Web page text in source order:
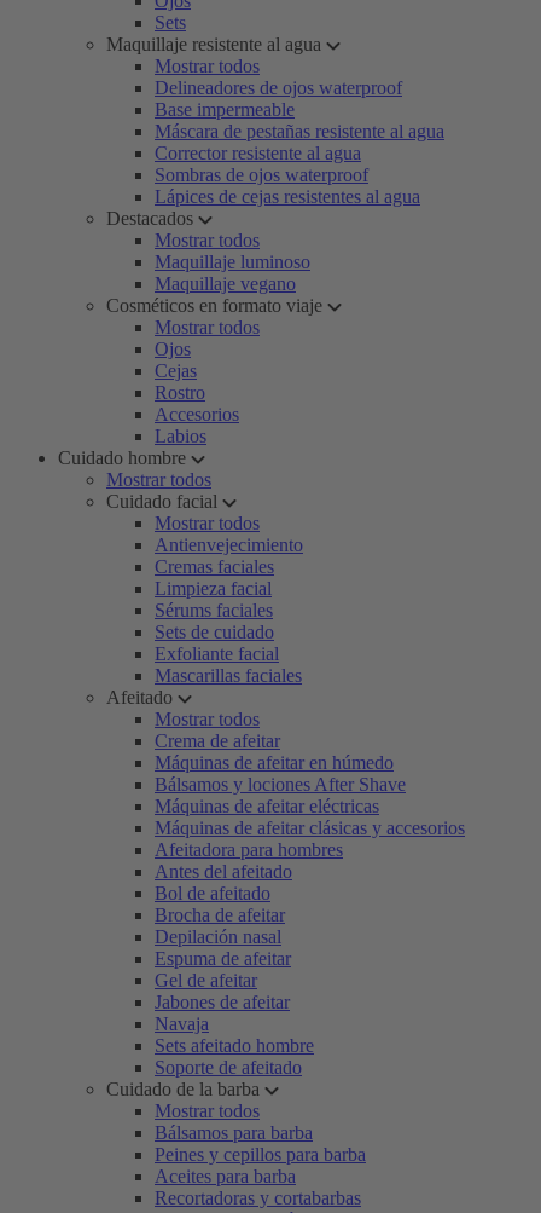
Sets
Maquillaje resistente al agua
Mostrar todos
Delineadores de ojos waterproof
Base impermeable
Máscara de pestañas resistente al agua
Corrector resistente al agua
Sombras de ojos waterproof
Lápices de cejas resistentes al agua
Destacados
Mostrar todos
Maquillaje luminoso
Maquillaje vegano
Cosméticos en formato viaje
Mostrar todos
Ojos
Cejas
Rostro
Accesorios
Labios
Cuidado hombre
Mostrar todos
Cuidado facial
Mostrar todos
Antienvejecimiento
Cremas faciales
Limpieza facial
Sérums faciales
Sets de cuidado
Exfoliante facial
Mascarillas faciales
Afeitado
Mostrar todos
Crema de afeitar
Máquinas de afeitar en húmedo
Bálsamos y lociones After Shave
Máquinas de afeitar eléctricas
Máquinas de afeitar clásicas y accesorios
Afeitadora para hombres
Antes del afeitado
Bol de afeitado
Brocha de afeitar
Depilación nasal
Espuma de afeitar
Gel de afeitar
Jabones de afeitar
Navaja
Sets afeitado hombre
Soporte de afeitado
Cuidado de la barba
Mostrar todos
Bálsamos para barba
Peines y cepillos para barba
Aceites para barba
Recortadoras y cortabarbas